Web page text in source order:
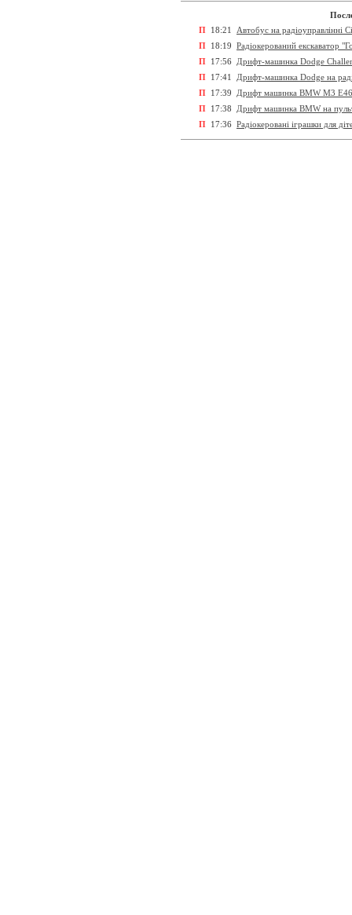
П 18:21
Автобус на радіоуправлінні
П 18:19 Радіокерований екскаватор
П 17:56 Дрифт-машинка Dodge
П 17:41
Дрифт-машинка Dodge на
П 17:39
Дрифт машинка BMW M3
П 17:38
Дрифт машинка BMW на
П 17:36 Радіокеровані іграшки для